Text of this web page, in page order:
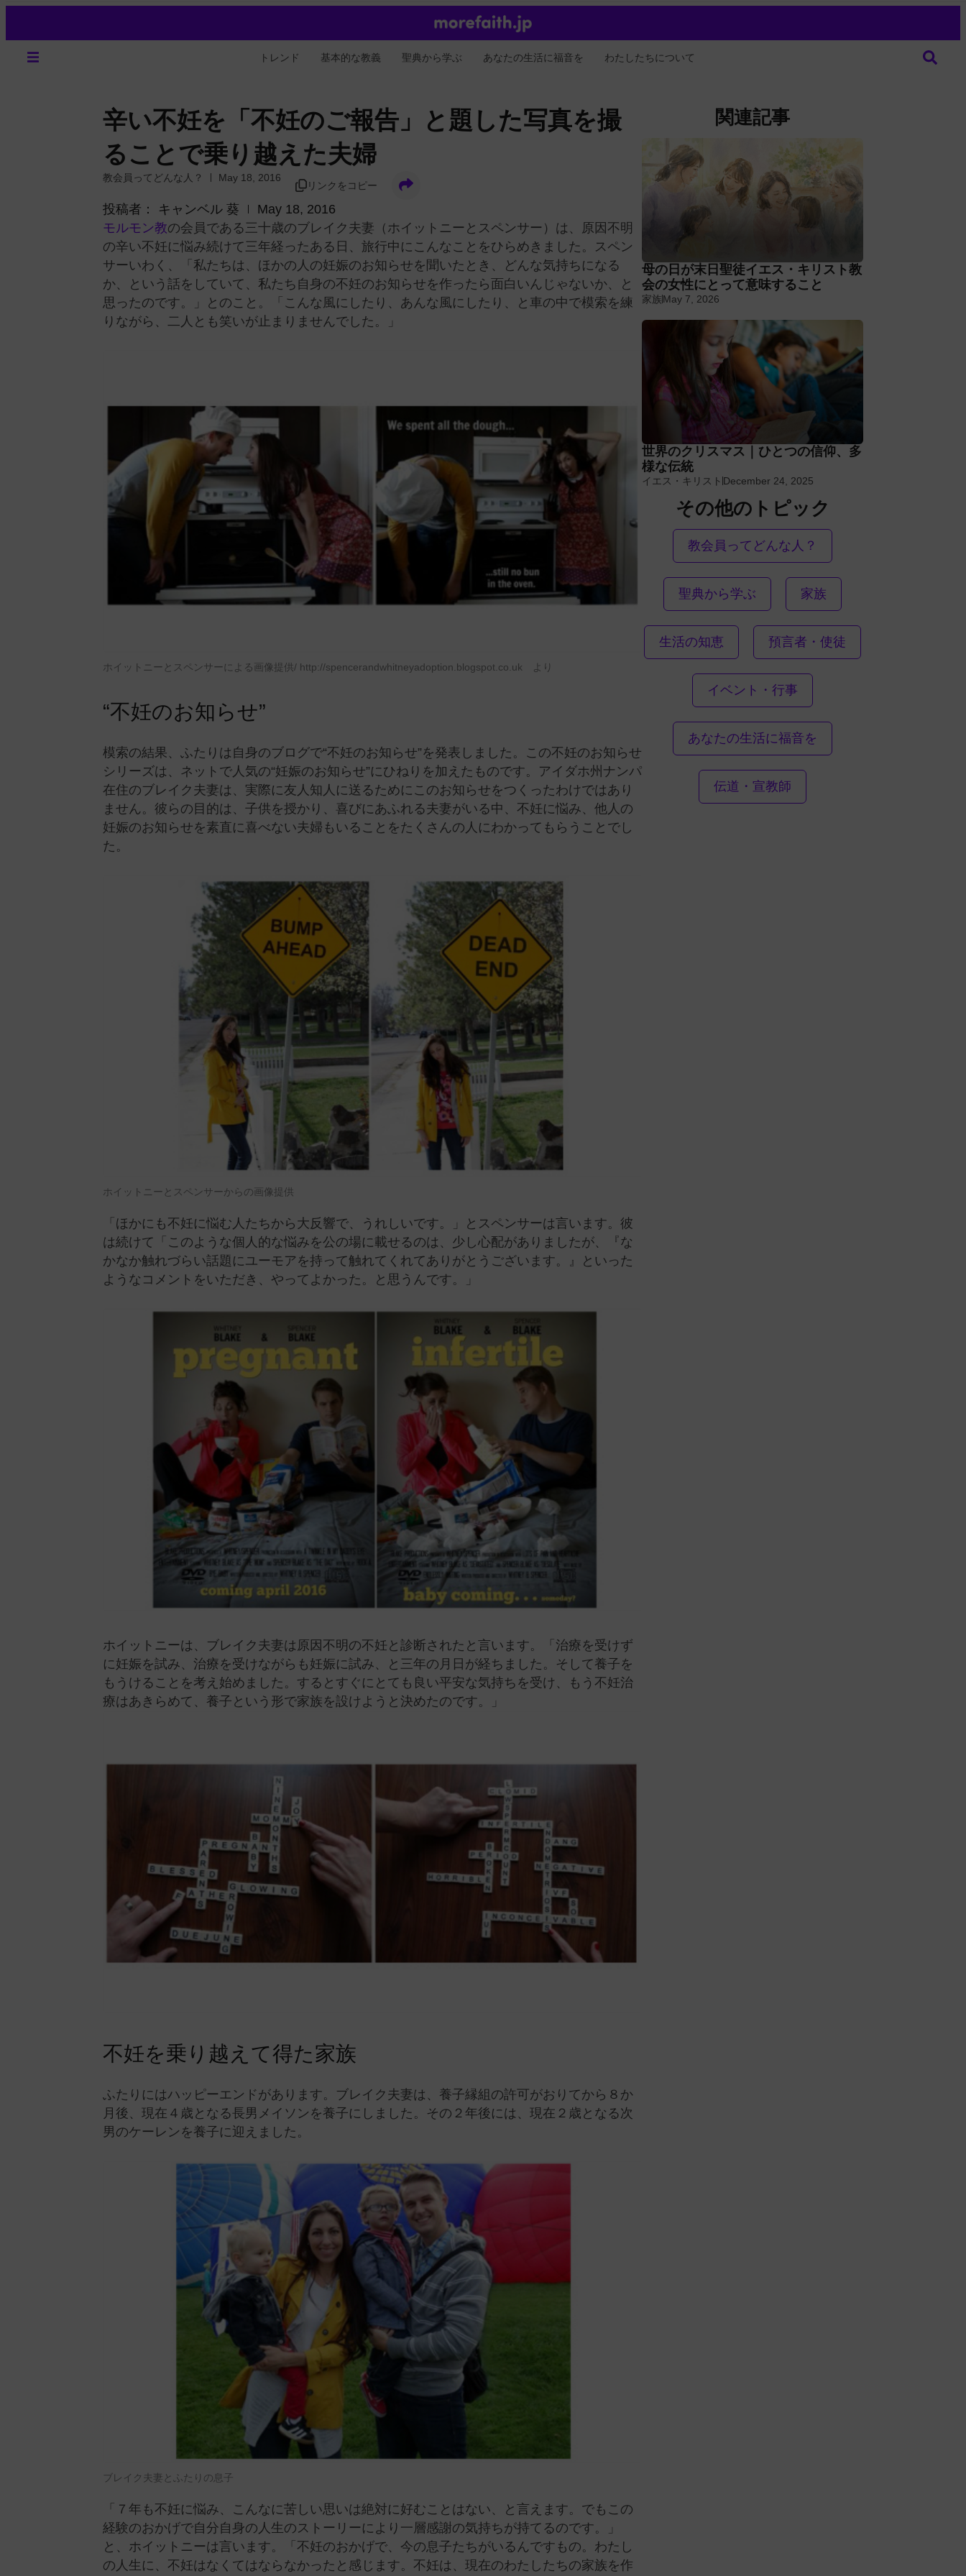
トレンド 基本的な教義 聖典から学ぶ あなたの生活に福音を わたしたちについて
辛い不妊を「不妊のご報告」と題した写真を撮
ることで乗り越えた夫婦
教会員ってどんな人？ May 18, 2016
リンクをコピー
投稿者： キャンベル 葵
May 18, 2016
モルモン教の会員である三十歳のブレイク夫妻（ホイットニーとスペンサー）は、原因不明
の辛い不妊に悩み続けて三年経ったある日、旅行中にこんなことをひらめきました。スペン
サーいわく、「私たちは、ほかの人の妊娠のお知らせを聞いたとき、どんな気持ちになる
か、という話をしていて、私たち自身の不妊のお知らせを作ったら面白いんじゃないか、と
思ったのです。」とのこと。「こんな風にしたり、あんな風にしたり、と車の中で模索を練
りながら、二人とも笑いが止まりませんでした。」
ホイットニーとスペンサーによる画像提供/ http://spencerandwhitneyadoption.blogspot.co.uk より
“不妊のお知らせ”
模索の結果、ふたりは自身のブログで“不妊のお知らせ”を発表しました。この不妊のお知らせ
シリーズは、ネットで人気の“妊娠のお知らせ”にひねりを加えたものです。アイダホ州ナンパ
在住のブレイク夫妻は、実際に友人知人に送るためにこのお知らせをつくったわけではあり
ません。彼らの目的は、子供を授かり、喜びにあふれる夫妻がいる中、不妊に悩み、他人の
妊娠のお知らせを素直に喜べない夫婦もいることをたくさんの人にわかってもらうことでし
た。
ホイットニーとスペンサーからの画像提供
「ほかにも不妊に悩む人たちから大反響で、うれしいです。」とスペンサーは言います。彼
は続けて「このような個人的な悩みを公の場に載せるのは、少し心配がありましたが、『な
かなか触れづらい話題にユーモアを持って触れてくれてありがとうございます。』といった
ようなコメントをいただき、やってよかった。と思うんです。」
ホイットニーは、ブレイク夫妻は原因不明の不妊と診断されたと言います。「治療を受けず
に妊娠を試み、治療を受けながらも妊娠に試み、と三年の月日が経ちました。そして養子を
もうけることを考え始めました。するとすぐにとても良い平安な気持ちを受け、もう不妊治
療はあきらめて、養子という形で家族を設けようと決めたのです。」
不妊を乗り越えて得た家族
ふたりにはハッピーエンドがあります。ブレイク夫妻は、養子縁組の許可がおりてから８か
月後、現在４歳となる長男メイソンを養子にしました。その２年後には、現在２歳となる次
男のケーレンを養子に迎えました。
ブレイク夫妻とふたりの息子
「７年も不妊に悩み、こんなに苦しい思いは絶対に好むことはない、と言えます。でもこの
経験のおかげで自分自身の人生のストーリーにより一層感謝の気持ちが持てるのです。」
と、ホイットニーは言います。「不妊のおかげで、今の息子たちがいるんですもの。わたし
の人生に、不妊はなくてはならなかったと感じます。不妊は、現在のわたしたちの家族を作
関連記事
母の日が末日聖徒イエス・キリスト教
会の女性にとって意味すること
家族May 7, 2026
世界のクリスマス｜ひとつの信仰、多
様な伝統
イエス・キリストDecember 24, 2025
その他のトピック
教会員ってどんな人？
聖典から学ぶ 家族
生活の知恵 預言者・使徒
イベント・行事
あなたの生活に福音を
伝道・宣教師